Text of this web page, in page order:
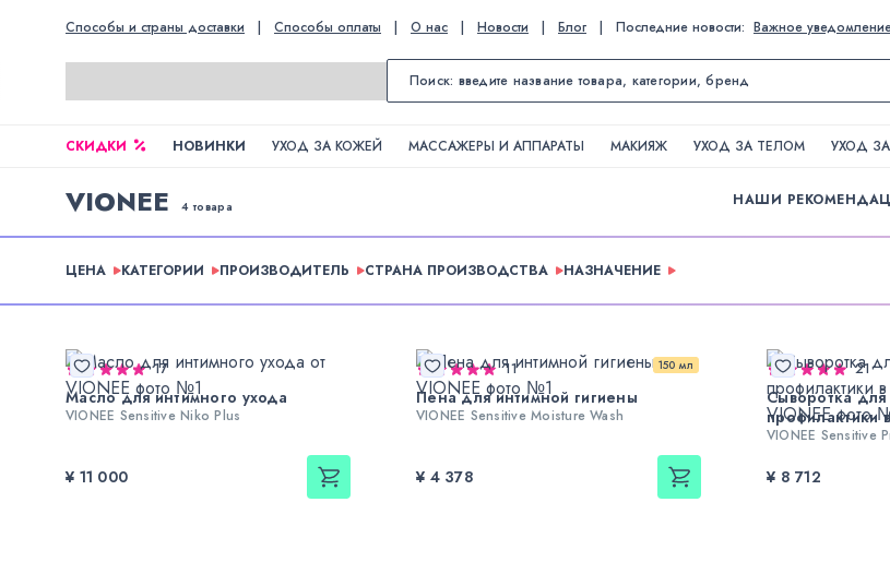
Способы и страны доставки | Способы оплаты | О нас | Новости | Блог | Последние новости: Важное
СКИДКИ НОВИНКИ УХОД ЗА КОЖЕЙ МАССАЖЕРЫ И АППАРАТЫ МАКИЯЖ УХОД ЗА ТЕЛОМ УХОД
VIONEE 4 товара НАШИ
ЦЕНА КАТЕГОРИИ ПРОИЗВОДИТЕЛЬ СТРАНА ПРОИЗВОДСТВА НАЗНАЧЕНИЕ
17
Масло для интимного ухода
VIONEE Sensitive Niko Plus
¥ 11 000
150 мл
11
Пена для интимной гигиены
VIONEE Sensitive Moisture Wash
¥ 4 378
21
Сыворотка для
профилактики
VIONEE Sensitive
¥ 8 712